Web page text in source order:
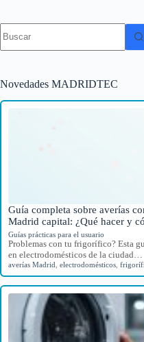
resultados
Novedades MADRIDTEC
Guía completa sobre averías
Madrid capital: ¿Qué hacer y
Guías prácticas para el usuario
Problemas con tu frigorífico? Esta
en electrodomésticos de la ciudad…
averías Madrid electrodomésticos